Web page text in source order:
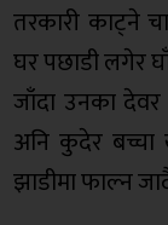
तरकारी काट्ने
घर पछाडी लगेर
जाँदा उनका
अनि कुदेर बच्चा
झाडीमा फाल्न